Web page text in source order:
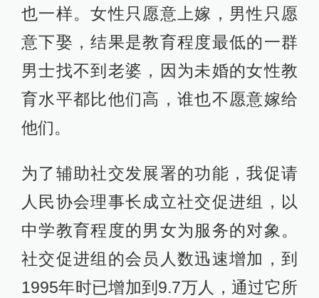
也一样。女性只愿意上嫁，男性只愿
意下娶，结果是教育程度最低的一群
男士找不到老婆，因为未婚的女性教
育水平都比他们高，谁也不愿意嫁给
他们。
为了辅助社交发展署的功能，我促请
人民协会理事长成立社交促进组，以
中学教育程度的男女为服务的对象。
社交促进组的会员人数迅速增加，到
1995年时已增加到9.7万人，通过它所